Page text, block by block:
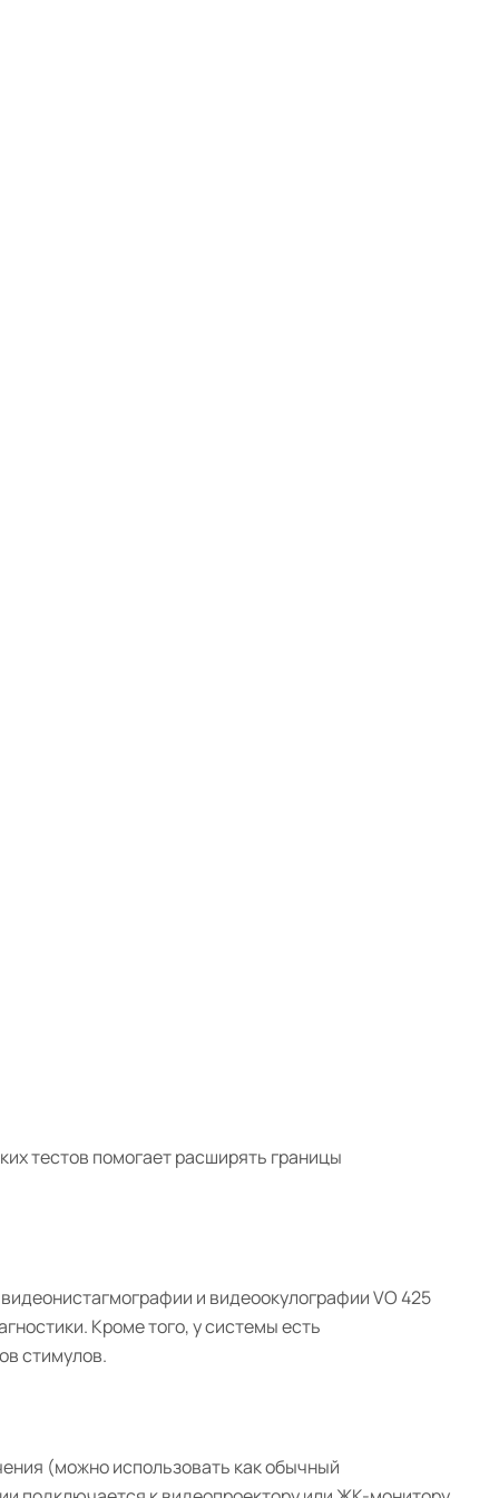
тестов помогает расширять границы
и видеоокулографии VO 425
Кроме того, у системы есть
стимулов.
(можно использовать как обычный